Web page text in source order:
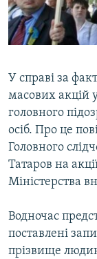
ВІДЕОУРОКИ
СВІДЧЕННЯ
ІНФОГРАФІКА
Русский
Qırımtatar
ДОЛУЧАЙСЯ!
Усі сайти
У справі за
масових акцій
головного
осіб. Про це
Головного
Татаров на
Міністерства
Водночас
поставлені
прізвище